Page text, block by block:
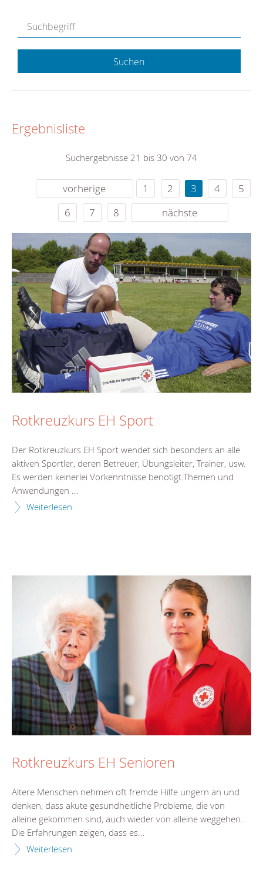
Suchen
Ergebnisliste
Suchergebnisse 21 bis 30 von 74
vorherige 1 2 3 4
5
6
7 8 nächste
Rotkreuzkurs EH Sport
Der Rotkreuzkurs EH Sport wendet sich besonders an alle
aktiven Sportler, deren Betreuer, Übungsleiter, Trainer, usw.
Es werden keinerlei Vorkenntnisse benötigt.Themen und
Anwendungen ...
Weiterlesen
Rotkreuzkurs EH Senioren
Ältere Menschen nehmen oft fremde Hilfe ungern an und
denken, dass akute gesundheitliche Probleme, die von
alleine gekommen sind, auch wieder von alleine weggehen.
Die Erfahrungen zeigen, dass es...
Weiterlesen